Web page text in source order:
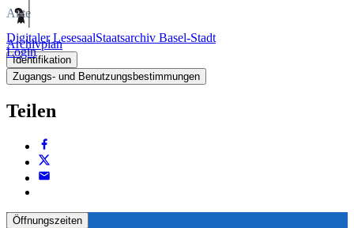
Digitaler LesesaalStaatsarchiv Basel-Stadt
Login
Akte
Archivplan
Identifikation
Zugangs- und Benutzungsbestimmungen
Teilen
Öffnungszeiten